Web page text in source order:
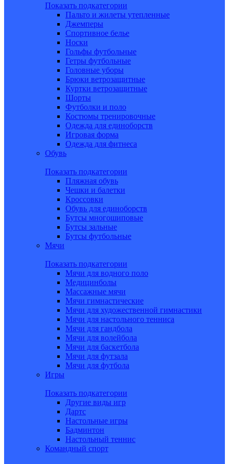
Показать подкатегории
Пальто и жилеты утепленные
Джемперы
Спортивное белье
Носки
Гольфы футбольные
Гетры футбольные
Головные уборы
Брюки ветрозащитные
Куртки ветрозащитные
Шорты
Футболки и поло
Костюмы тренировочные
Одежда для единоборств
Игровая форма
Одежда для фитнеса
Обувь
Показать подкатегории
Пляжная обувь
Чешки и балетки
Кроссовки
Обувь для единоборств
Бутсы многошиповые
Бутсы зальные
Бутсы футбольные
Мячи
Показать подкатегории
Мячи для водного поло
Медицинболы
Массажные мячи
Мячи гимнастические
Мячи для художественной гимнастики
Мячи для настольного тенниса
Мячи для гандбола
Мячи для волейбола
Мячи для баскетбола
Мячи для футзала
Мячи для футбола
Игры
Показать подкатегории
Другие виды игр
Дартс
Настольные игры
Бадминтон
Настольный теннис
Командный спорт